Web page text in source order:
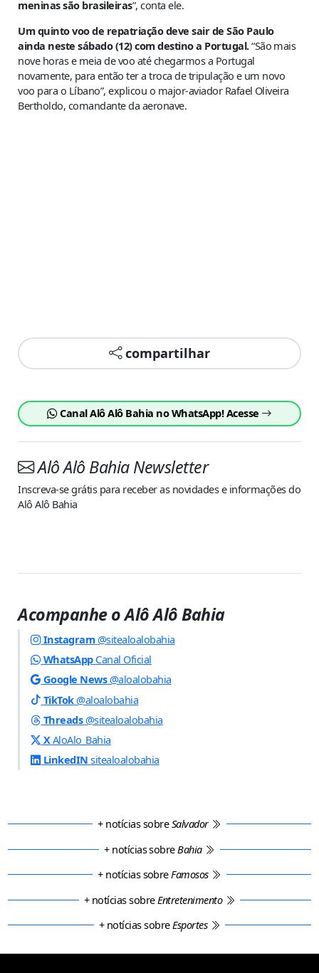
meninas são brasileiras”, conta ele.
Um quinto voo de repatriação deve sair de São Paulo
ainda neste sábado (12) com destino a Portugal.“São mais
nove horas e meia de voo até chegarmos a Portugal
novamente, para então ter a troca de tripulação e um novo
voo para o Líbano”, explicou o major-aviador Rafael Oliveira
Bertholdo, comandante da aeronave.
compartilhar
Canal Alô Alô Bahia no WhatsApp! Acesse
Alô Alô Bahia Newsletter
Inscreva-se grátis para receber as novidades e informações do
Alô Alô Bahia
Acompanhe o Alô Alô Bahia
Instagram@sitealoalobahia
WhatsApp Canal Oficial
Google News@aloalobahia
TikTok@aloalobahia
Threads@sitealoalobahia
XAloAlo_Bahia
LinkedIN sitealoalobahia
+ notícias sobreSalvador
+ notícias sobre Bahia
+ notícias sobreFamosos
+ notícias sobre Entretenimento
+ notícias sobreEsportes